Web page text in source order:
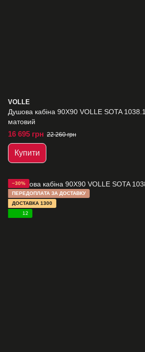
VOLLE
Душова кабіна 90Х90 VOLLE SOTA
матовий
16 695 грн 22 260 грн
Купити
−30%
ПЕРЕДОПЛАТА ЗА ДОСТАВКУ
ДОСТАВКА 1300
12